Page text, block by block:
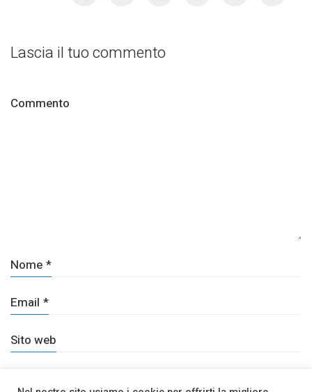
Lascia il tuo commento
Commento
Nome *
Email *
Sito web